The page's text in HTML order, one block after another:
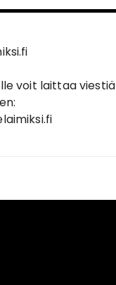
voit laittaa viestiä